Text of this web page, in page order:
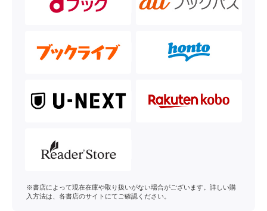
※書店によって現在在庫や取り扱いがない場合がございます。詳しい購
入方法は、各書店のサイトにてご確認ください。